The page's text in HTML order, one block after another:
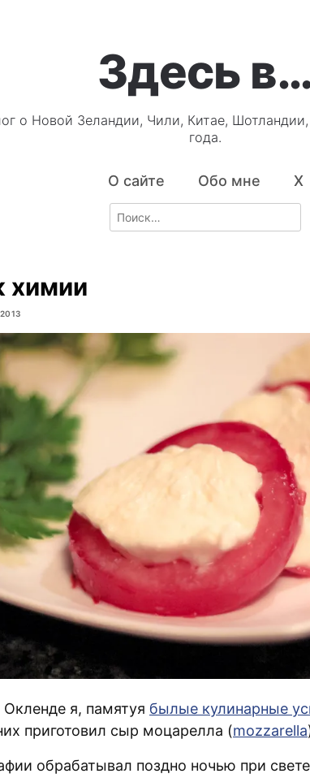
Здесь
о Новой Зеландии, Чили, Китае,
года.
О сайте Обо мне X
Search
for:
химии
Окленде я, памятуя былые кулинарные
приготовил сыр моцарелла (mozzarella
обрабатывал поздно ночью при